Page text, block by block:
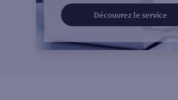
Découvrez le service